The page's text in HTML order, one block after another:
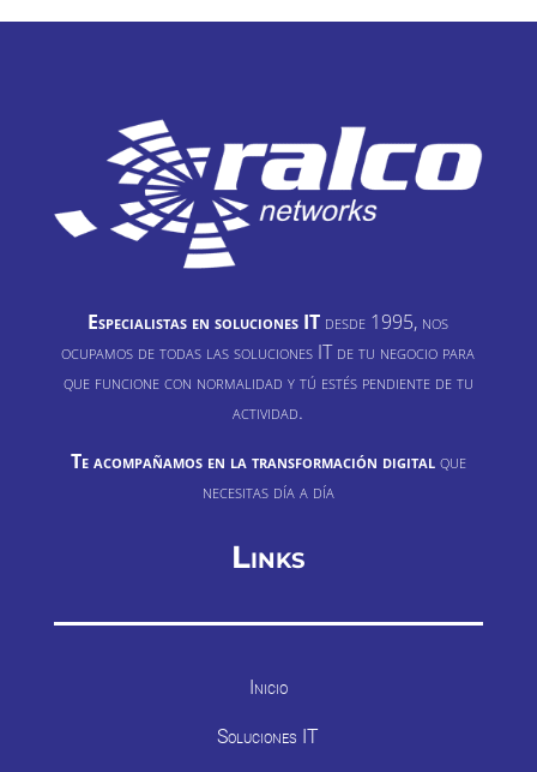
Especialistas en soluciones IT desde 1995, nos
ocupamos de todas las soluciones IT de tu negocio para
que funcione con normalidad y tú estés pendiente de tu
actividad.
Te acompañamos en la transformación digitalque
necesitas día a día
Links
Inicio
Soluciones IT